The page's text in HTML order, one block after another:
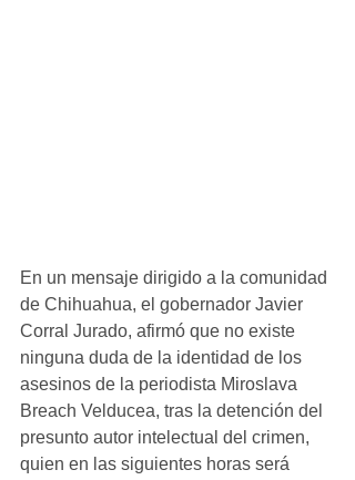
En un mensaje dirigido a la comunidad
de Chihuahua, el gobernador Javier
Corral Jurado, afirmó que no existe
ninguna duda de la identidad de los
asesinos de la periodista Miroslava
Breach Velducea, tras la detención del
presunto autor intelectual del crimen,
quien en las siguientes horas será